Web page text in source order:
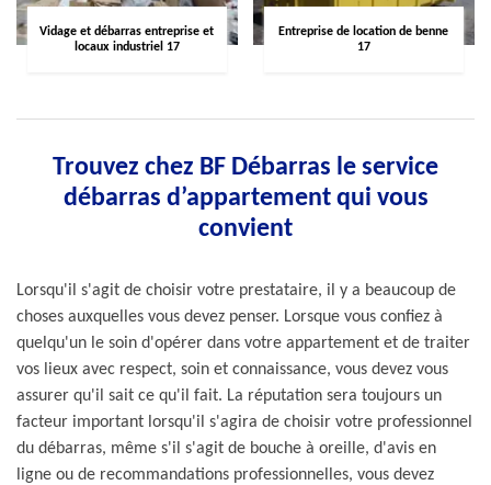
Vidage et débarras entreprise et
locaux industriel 17
Entreprise de location de benne
17
Trouvez chez BF Débarras le service
débarras d’appartement qui vous
convient
Lorsqu'il s'agit de choisir votre prestataire, il y a beaucoup de
choses auxquelles vous devez penser. Lorsque vous confiez à
quelqu'un le soin d'opérer dans votre appartement et de traiter
vos lieux avec respect, soin et connaissance, vous devez vous
assurer qu'il sait ce qu'il fait. La réputation sera toujours un
facteur important lorsqu'il s'agira de choisir votre professionnel
du débarras, même s'il s'agit de bouche à oreille, d'avis en
ligne ou de recommandations professionnelles, vous devez